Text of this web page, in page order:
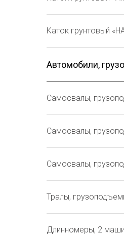
Каток грунтовый
Автомобили,
Самосвалы,
Самосвалы,
Самосвалы,
Тралы,
Длинномеры, 2